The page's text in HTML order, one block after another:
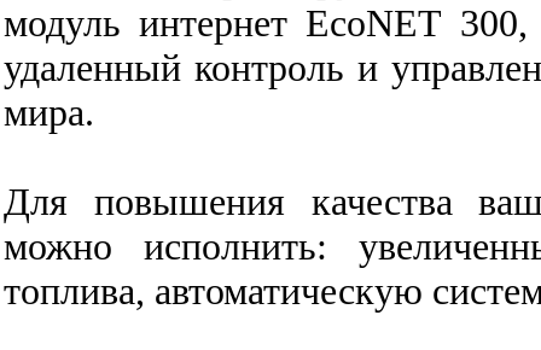
модуль интернет EcoNЕТ 300,
удаленный контроль и
мира.
Для повышения качества
можно исполнить:
топлива, автоматическую